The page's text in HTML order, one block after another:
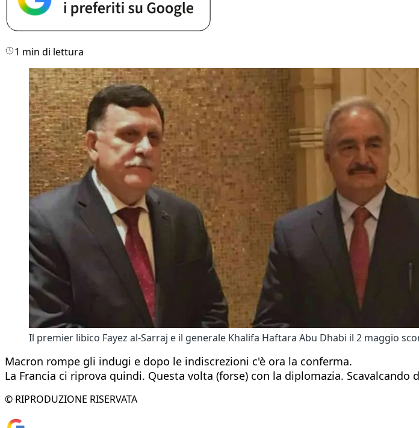
1 min di lettura
Il premier libico Fayez al-Sarraj e il generale Khalifa Haftara Abu Dhabi il 2 maggio
Macron rompe gli indugi e dopo le indiscrezioni c'è ora la conferma.
La Francia ci riprova quindi. Questa volta (forse) con la diplomazia.
© RIPRODUZIONE RISERVATA